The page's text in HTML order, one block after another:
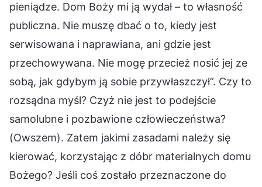
pieniądze. Dom Boży mi ją wydał – to własność
publiczna. Nie muszę dbać o to, kiedy jest
serwisowana i naprawiana, ani gdzie jest
przechowywana. Nie mogę przecież nosić jej ze
sobą, jak gdybym ją sobie przywłaszczył”. Czy to
rozsądna myśl? Czyż nie jest to podejście
samolubne i pozbawione człowieczeństwa?
(Owszem). Zatem jakimi zasadami należy się
kierować, korzystając z dóbr materialnych domu
Bożego? Jeśli coś zostało przeznaczone do